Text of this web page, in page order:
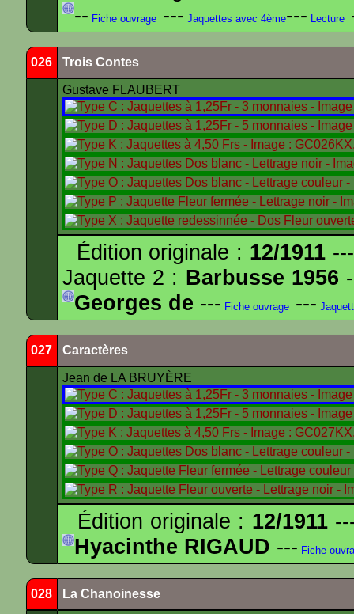
-- Fiche ouvrage --- Jaquettes avec 4ème--- Lecture
026 Trois Contes
Gustave FLAUBERT
Édition originale : 12/1911
Jaquette 2 : Barbusse 1956
Georges de --- Fiche ouvrage ---
027 Caractères
Jean de LA BRUYÈRE
Édition originale : 12/1911
Hyacinthe RIGAUD --- Fiche
028 La Chanoinesse